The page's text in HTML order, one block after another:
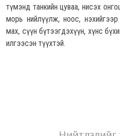
түмэнд танкийн цуваа, нисэх
морь нийлүүлж, ноос,
мах, сүүн бүтээгдэхүүн, хүнс
илгээсэн түүхтэй.